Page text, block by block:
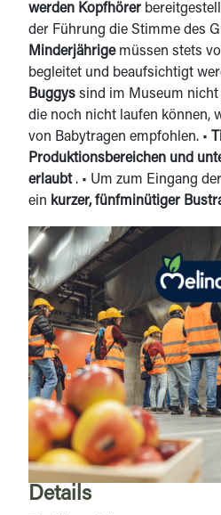
werden Kopfhörer
der Führung die Stimme des
Minderjährigemüssen stets
begleitet und beaufsichtigt
Buggys sind im Museum nicht
die noch nicht laufen können,
von Babytragen empfohlen. •
Produktionsbereichen und
erlaubt. • Um zum Eingang
ein kurzer, fünfminütiger
Details